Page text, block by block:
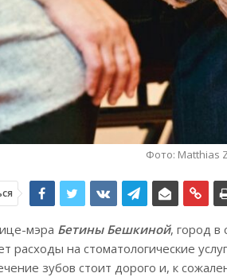
Фото: Matthias
мэра Бетины Бешкиной, город в
расходы на стоматологические
зубов стоит дорого и, к